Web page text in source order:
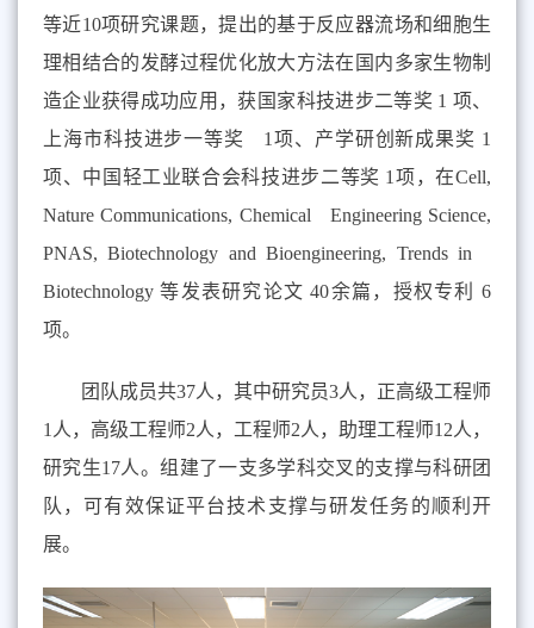
等近10项研究课题，提出的基于反应器流场和细胞生
理相结合的发酵过程优化放大方法在国内多家生物制
造企业获得成功应用，获国家科技进步二等奖 1 项、
上海市科技进步一等奖 1项、产学研创新成果奖 1
项、中国轻工业联合会科技进步二等奖 1项，在Cell,
Nature Communications, Chemical Engineering Science,
PNAS, Biotechnology and Bioengineering, Trends in
Biotechnology 等发表研究论文 40余篇，授权专利 6
项。
团队成员共37人，其中研究员3人，正高级工程师
1人，高级工程师2人，工程师2人，助理工程师12人，
研究生17人。组建了一支多学科交叉的支撑与科研团
队，可有效保证平台技术支撑与研发任务的顺利开
展。